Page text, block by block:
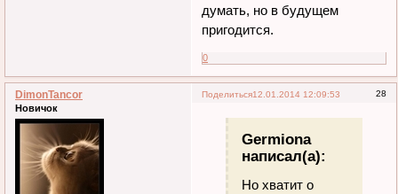
думать, но в будущем
пригодится.
0
Поделиться 28
12.01.2014 12:09:53
DimonTancor
Новичок
Germiona
написал(а):
Но хватит о